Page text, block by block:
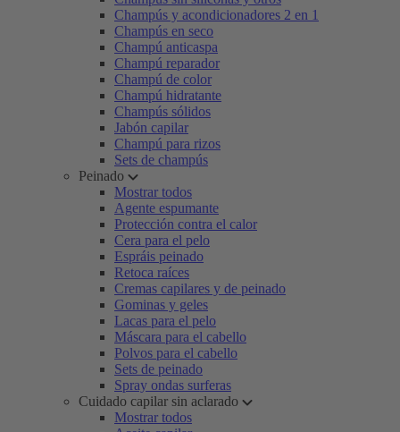
Champús y acondicionadores 2 en 1
Champús en seco
Champú anticaspa
Champú reparador
Champú de color
Champú hidratante
Champús sólidos
Jabón capilar
Champú para rizos
Sets de champús
Peinado
Mostrar todos
Agente espumante
Protección contra el calor
Cera para el pelo
Espráis peinado
Retoca raíces
Cremas capilares y de peinado
Gominas y geles
Lacas para el pelo
Máscara para el cabello
Polvos para el cabello
Sets de peinado
Spray ondas surferas
Cuidado capilar sin aclarado
Mostrar todos